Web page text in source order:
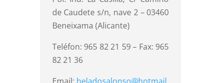
de Caudete s/n, nave 2 – 03460
Beneixama (Alicante)
Teléfon: 965 82 21 59 – Fax: 965
82 21 36